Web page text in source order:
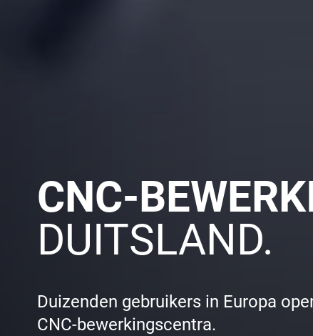
CNC-
DUITSLAND.
Duizenden gebruikers in Europa
CNC-bewerkingscentra.